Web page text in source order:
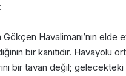
Gökçen Havalimanı’nın
bir kanıtıdır. Havayolu
bir tavan değil;